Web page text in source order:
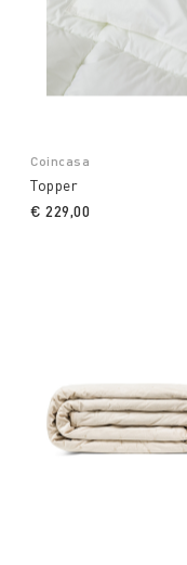
Coincasa
Topper
€ 229,00